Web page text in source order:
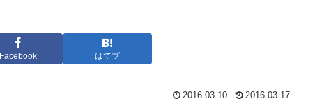
Facebook はてブ
2016.03.10 2016.03.17